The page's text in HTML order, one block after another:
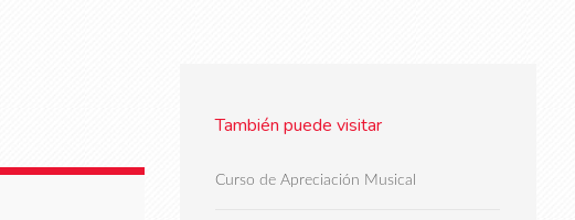
También puede visitar
Curso de Apreciación Musical